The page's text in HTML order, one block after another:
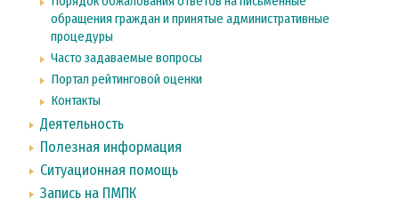
обращения граждан и принятые административные
процедуры
Часто задаваемые вопросы
Портал рейтинговой оценки
Контакты
Деятельность
Полезная информация
Ситуационная помощь
Запись на ПМПК